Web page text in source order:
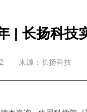
| 长扬科技
来源：长扬科技